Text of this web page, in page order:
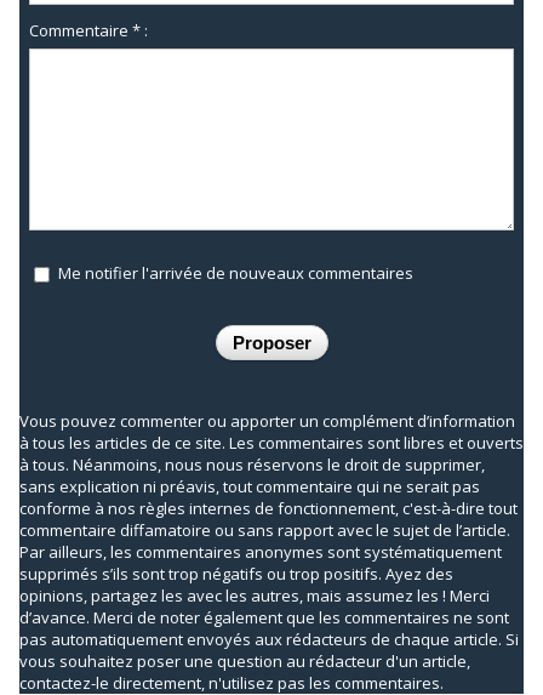
Commentaire * :
Me notifier l'arrivée de nouveaux commentaires
Vous pouvez commenter ou apporter un complément d’information
à tous les articles de ce site. Les commentaires sont libres et ouverts
à tous. Néanmoins, nous nous réservons le droit de supprimer,
sans explication ni préavis, tout commentaire qui ne serait pas
conforme à nos règles internes de fonctionnement, c'est-à-dire tout
commentaire diffamatoire ou sans rapport avec le sujet de l’article.
Par ailleurs, les commentaires anonymes sont systématiquement
supprimés s’ils sont trop négatifs ou trop positifs. Ayez des
opinions, partagez les avec les autres, mais assumez les ! Merci
d’avance. Merci de noter également que les commentaires ne sont
pas automatiquement envoyés aux rédacteurs de chaque article. Si
vous souhaitez poser une question au rédacteur d'un article,
contactez-le directement, n'utilisez pas les commentaires.